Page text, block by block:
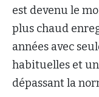
est devenu le
plus chaud
années avec
habituelles et
dépassant la